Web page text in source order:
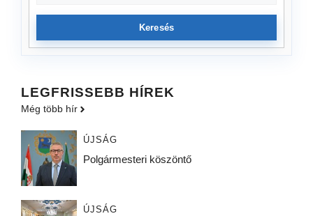
Keresés
LEGFRISSEBB HÍREK
Még több hír
ÚJSÁG
Polgármesteri köszöntő
ÚJSÁG